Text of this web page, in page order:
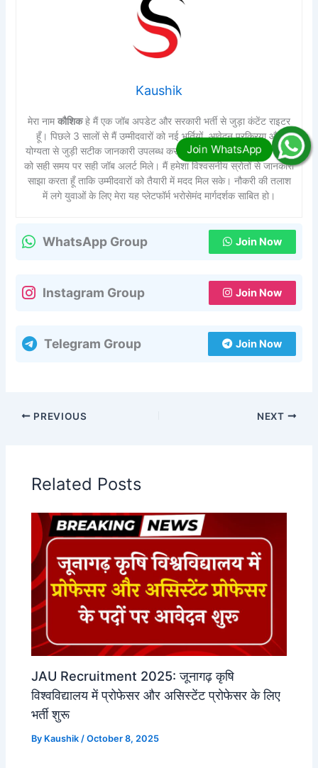
Kaushik
मेरा नामकौशिकहे मैं एक जॉब अपडेट और सरकारी भर्ती से जुड़ा कंटेंट राइटर
हूँ। पिछले 3 सालों से मैं उम्मीदवारों को नई भर्तियों, आवेदन प्रक्रिया और
योग्यता से जुड़ी सटीक जानकारी उपलब्ध करा रहा हूँ। मेरा उद्देश्य है कि हर युवा
को सही समय पर सही जॉब अलर्ट मिले। मैं हमेशा विश्वसनीय स्रोतों से जानकारी
साझा करता हूँ ताकि उम्मीदवारों को तैयारी में मदद मिल सके। नौकरी की तलाश
में लगे युवाओं के लिए मेरा यह प्लेटफॉर्म भरोसेमंद मार्गदर्शक साबित हो।
WhatsApp Group Join Now
Instagram Group Join Now
Telegram Group Join Now
PREVIOUS NEXT
Related Posts
JAU Recruitment 2025: जूनागढ़ कृषि
विश्वविद्यालय में प्रोफेसर और असिस्टेंट प्रोफेसर के लिए
भर्ती शुरू
By Kaushik /October 8, 2025